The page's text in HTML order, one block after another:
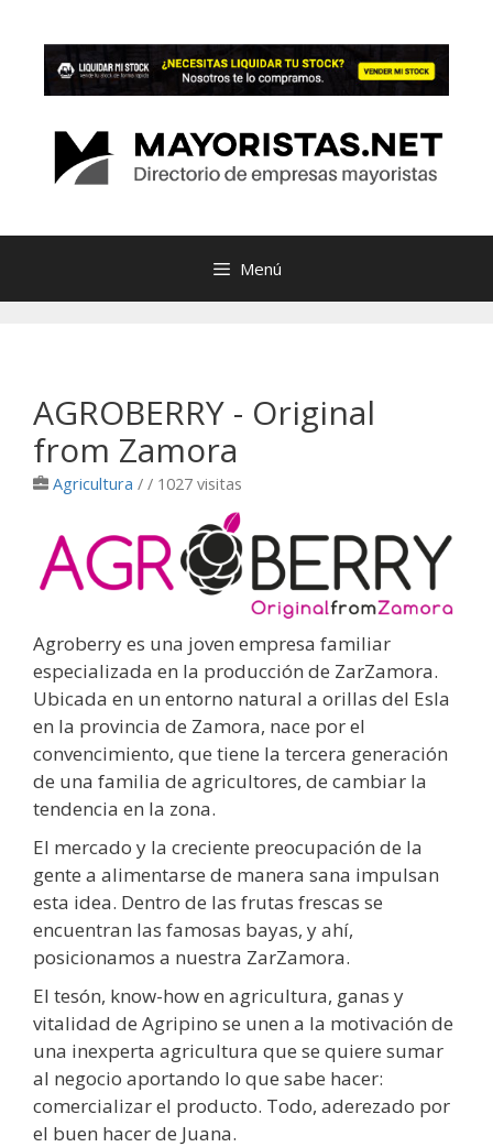
contenido
Menú
AGROBERRY - Original
from Zamora
Agricultura / / 1027 visitas
Agroberry es una joven empresa familiar
especializada en la producción de ZarZamora.
Ubicada en un entorno natural a orillas del Esla
en la provincia de Zamora, nace por el
convencimiento, que tiene la tercera generación
de una familia de agricultores, de cambiar la
tendencia en la zona.
El mercado y la creciente preocupación de la
gente a alimentarse de manera sana impulsan
esta idea. Dentro de las frutas frescas se
encuentran las famosas bayas, y ahí,
posicionamos a nuestra ZarZamora.
El tesón, know-how en agricultura, ganas y
vitalidad de Agripino se unen a la motivación de
una inexperta agricultura que se quiere sumar
al negocio aportando lo que sabe hacer:
comercializar el producto. Todo, aderezado por
el buen hacer de Juana.